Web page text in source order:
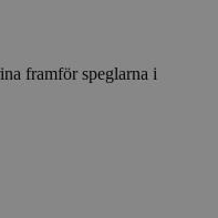
framför speglarna i